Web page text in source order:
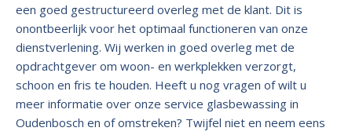
een goed gestructureerd overleg met de klant. Dit is
onontbeerlijk voor het optimaal functioneren van onze
dienstverlening. Wij werken in goed overleg met de
opdrachtgever om woon- en werkplekken verzorgt,
schoon en fris te houden. Heeft u nog vragen of wilt u
meer informatie over onze service glasbewassing in
Oudenbosch en of omstreken? Twijfel niet en neem eens